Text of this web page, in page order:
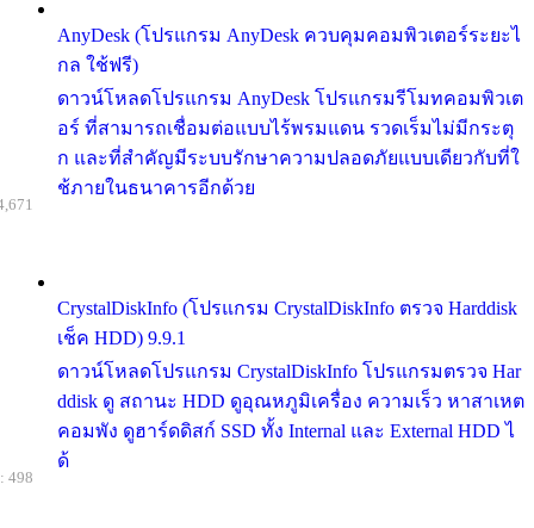
AnyDesk (โปรแกรม AnyDesk ควบคุมคอมพิวเตอร์ระยะไ
กล ใช้ฟรี)
ดาวน์โหลดโปรแกรม AnyDesk โปรแกรมรีโมทคอมพิวเต
อร์ ที่สามารถเชื่อมต่อแบบไร้พรมแดน รวดเร็มไม่มีกระตุ
ก และที่สำคัญมีระบบรักษาความปลอดภัยแบบเดียวกับที่ใ
ช้ภายในธนาคารอีกด้วย
CrystalDiskInfo (โปรแกรม CrystalDiskInfo ตรวจ Harddisk
เช็ค HDD) 9.9.1
ดาวน์โหลดโปรแกรม CrystalDiskInfo โปรแกรมตรวจ Har
ddisk ดู สถานะ HDD ดูอุณหภูมิเครื่อง ความเร็ว หาสาเหต
คอมพัง ดูฮาร์ดดิสก์ SSD ทั้ง Internal และ External HDD ไ
ด้
498